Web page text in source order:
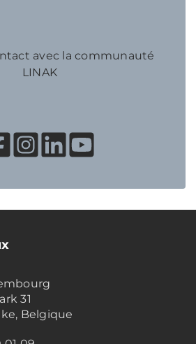
avec la communauté
LINAK
31
Belgique